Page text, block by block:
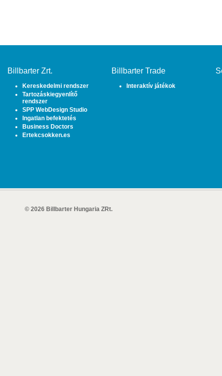
Billbarter Zrt.
Kereskedelmi rendszer
Tartozáskiegyenlítő
rendszer
SPP WebDesign Studio
Ingatlan befektetés
Business Doctors
Ertekcsokken.es
Billbarter Trade
Interaktív játékok
© 2026 Billbarter Hungaria ZRt.